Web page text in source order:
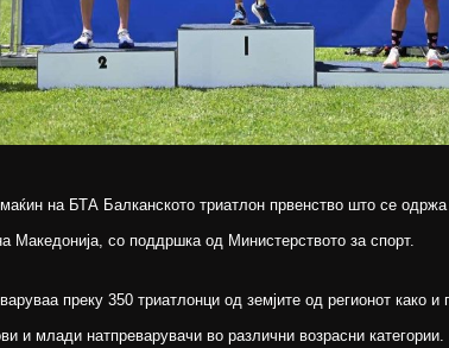
на БТА Балканското триатлон првенство што се одржа
Македонија, со поддршка од Министерството за спорт.
преку 350 триатлонци од земјите од регионот како и
и млади натпреварувачи во различни возрасни категории.